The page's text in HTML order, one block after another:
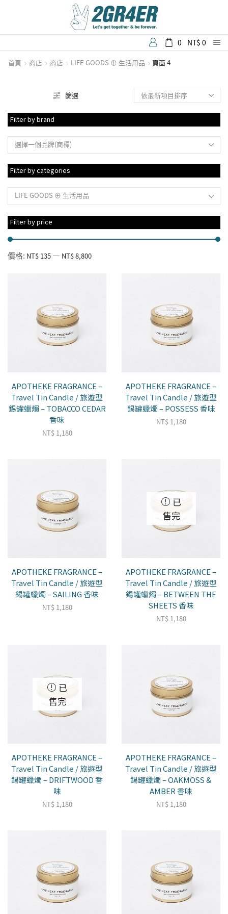
0 NT$ 0
首頁 商店 商店 LIFE GOODS ⊕ 生活用品 頁面 4
篩選
Filter by brand
選擇一個品牌(商標)
Filter by categories
LIFE GOODS ⊕ 生活用品
Filter by price
價格: NT$ 135 — NT$ 8,800
APOTHEKE FRAGRANCE –
Travel Tin Candle / 旅遊型
錫罐蠟燭 – TOBACCO CEDAR
香味
NT$1,180
APOTHEKE FRAGRANCE –
Travel Tin Candle / 旅遊型
錫罐蠟燭 – POSSESS 香味
NT$1,180
APOTHEKE FRAGRANCE –
Travel Tin Candle / 旅遊型
錫罐蠟燭 – SAILING 香味
NT$1,180
已
售完
APOTHEKE FRAGRANCE –
Travel Tin Candle / 旅遊型
錫罐蠟燭 – BETWEEN THE
SHEETS 香味
NT$1,180
已
售完
APOTHEKE FRAGRANCE –
Travel Tin Candle / 旅遊型
錫罐蠟燭 – DRIFTWOOD 香
味
NT$1,180
APOTHEKE FRAGRANCE –
Travel Tin Candle / 旅遊型
錫罐蠟燭 – OAKMOSS &
AMBER 香味
NT$1,180